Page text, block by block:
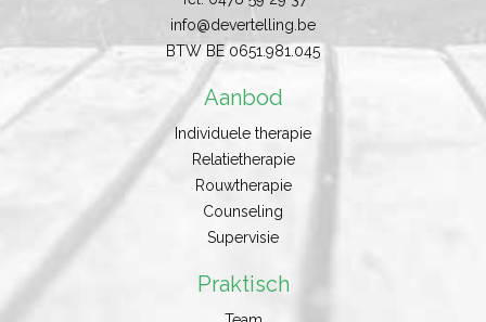
info@devertelling.be
BTW BE 0651.981.045
Aanbod
Individuele therapie
Relatietherapie
Rouwtherapie
Counseling
Supervisie
Praktisch